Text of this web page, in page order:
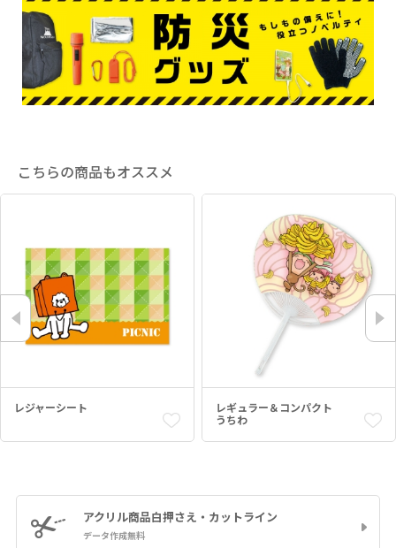
こちらの商品もオススメ
レジャーシート
レギュラー＆コンパクト
うちわ
アクリル商品白押さえ・カットライン
データ作成無料